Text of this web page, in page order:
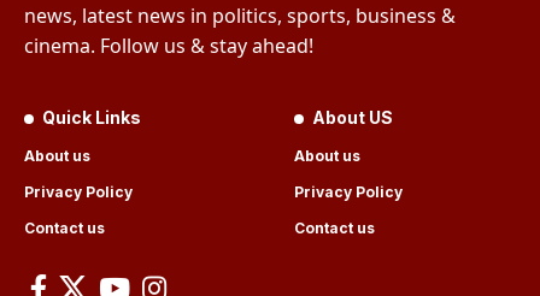
news, latest news in politics, sports, business &
cinema. Follow us & stay ahead!
Quick Links
About us
Privacy Policy
Contact us
About US
About us
Privacy Policy
Contact us